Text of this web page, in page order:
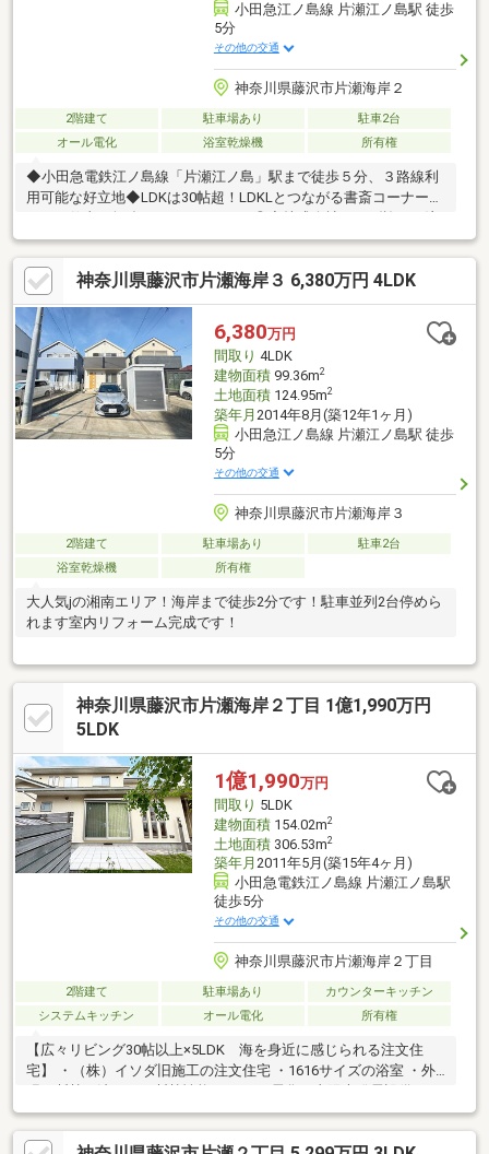
小田急江ノ島線 片瀬江ノ島駅 徒歩
5分
その他の交通
神奈川県藤沢市片瀬海岸２
2階建て 駐車場あり
駐車2台
オール電化
浴室乾燥機 所有権
◆小田急電鉄江ノ島線「片瀬江ノ島」駅まで徒歩５分、３路線利
用可能な好立地◆LDKは30帖超！LDKLとつながる書斎コーナーあ
文住宅。TIP構法、外張り断熱工法採用の５LDK邸宅♪◆2階7.6帖
の洋室にはバルコニーに繋がるサンルーム付き♪◆カースペース
２台分あり（車種による）◆片瀬西浜・鵠沼海水浴場まで約580m
神奈川県藤沢市片瀬海岸３ 6,380万円 4LDK
6,380万円
間取り 4LDK
建物面積99.36m2
土地面積124.95m2
築年月 2014年8月(築12年1ヶ月)
小田急江ノ島線 片瀬江ノ島駅 徒歩
5分
その他の交通
神奈川県藤沢市片瀬海岸３
2階建て 駐車場あり
駐車2台
浴室乾燥機
所有権
大人気jの湘南エリア！海岸まで徒歩2分です！駐車並列2台停めら
れます室内リフォーム完成です！
神奈川県藤沢市片瀬海岸２丁目 1億1,990万円
5LDK
1億1,990万円
間取り 5LDK
建物面積154.02m2
土地面積306.53m2
築年月 2011年5月(築15年4ヶ月)
小田急電鉄江ノ島線 片瀬江ノ島駅
徒歩5分
その他の交通
神奈川県藤沢市片瀬海岸２丁目
2階建て 駐車場あり
カウンターキッチン
システムキッチン
オール電化 所有権
【広々リビング30帖以上×5LDK 海を身近に感じられる注文住
宅】 ・（株）イソダ旧施工の注文住宅 ・1616サイズの浴室 ・外